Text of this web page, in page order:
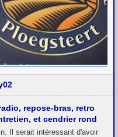
repose-bras, retro
et cendrier rond
Il serait intéressant d'avoir